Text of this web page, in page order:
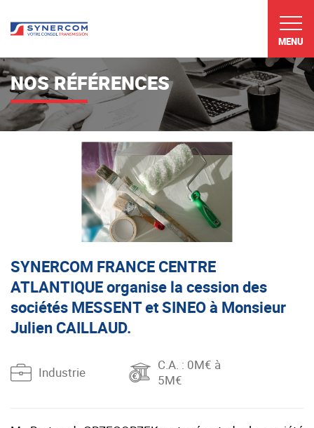
MENU
NOS RÉFÉRENCES
SYNERCOM FRANCE CENTRE
ATLANTIQUE organise la cession des
sociétés MESSENT et SINEO à Monsieur
Julien CAILLAUD.
Industrie C.A. : 0M€ à
5M€